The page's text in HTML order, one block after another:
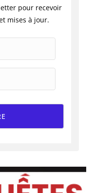
pour recevoir
mises à jour.